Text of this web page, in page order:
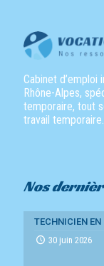
Cabinet d’emploi
Rhône-Alpes,
temporaire, tout
travail temporaire.
Nos
TECHNICIEN
30 juin 2026